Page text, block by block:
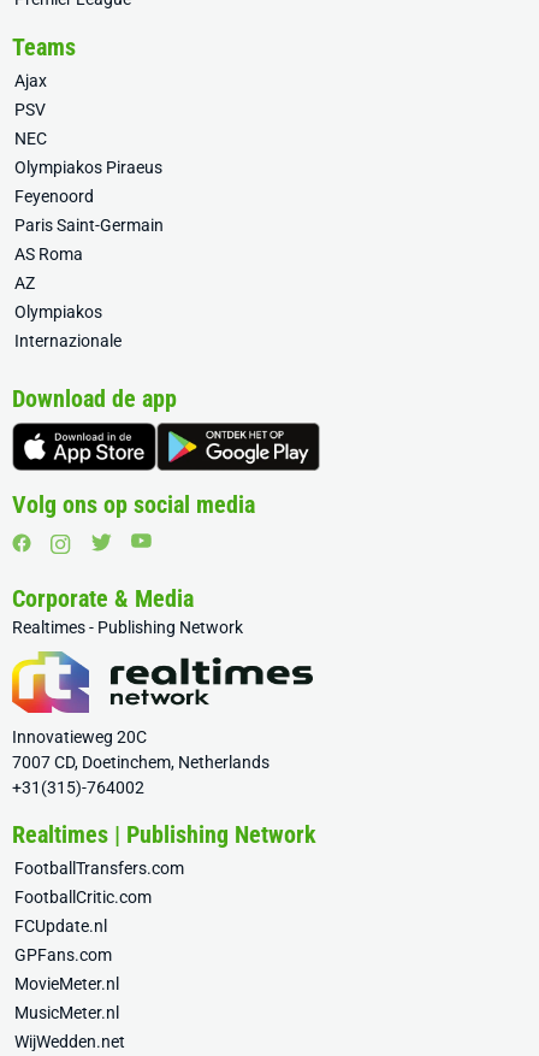
Teams
Ajax
PSV
NEC
Olympiakos Piraeus
Feyenoord
Paris Saint-Germain
AS Roma
AZ
Olympiakos
Internazionale
Download de app
Volg ons op social media
Corporate & Media
Realtimes - Publishing Network
Innovatieweg 20C
7007 CD, Doetinchem, Netherlands
+31(315)-764002
Realtimes | Publishing Network
FootballTransfers.com
FootballCritic.com
FCUpdate.nl
GPFans.com
MovieMeter.nl
MusicMeter.nl
WijWedden.net